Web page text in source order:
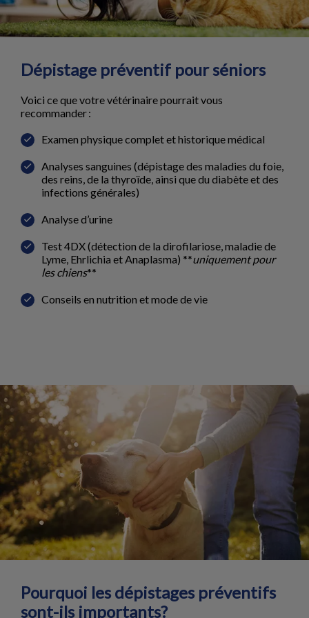
Dépistage préventif pour séniors
Voici ce que votre vétérinaire pourrait vous
recommander :
Examen physique complet et historique médical
Analyses sanguines (dépistage des maladies du foie,
des reins, de la thyroïde, ainsi que du diabète et des
infections générales)
Analyse d’urine
Test 4DX (détection de la dirofilariose, maladie de
Lyme, Ehrlichia et Anaplasma) **uniquement pour
les chiens**
Conseils en nutrition et mode de vie
Pourquoi les dépistages préventifs
sont-ils importants?